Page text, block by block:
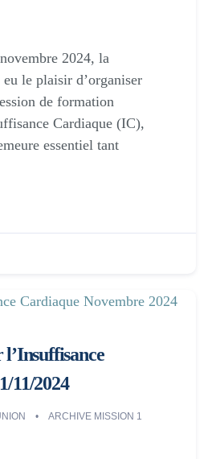
2024, la
le plaisir d’organiser
de formation
Cardiaque (IC),
essentiel tant
11/2024
ARCHIVE MISSION 1